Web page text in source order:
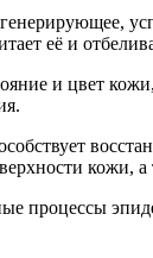
её и
и цвет
кожи,
процессы